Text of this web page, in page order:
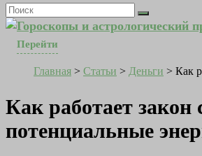
Гороскопы и астрологический
Перейти
Главная > Статьи > Деньги > Как
Как работает закон
потенциальные